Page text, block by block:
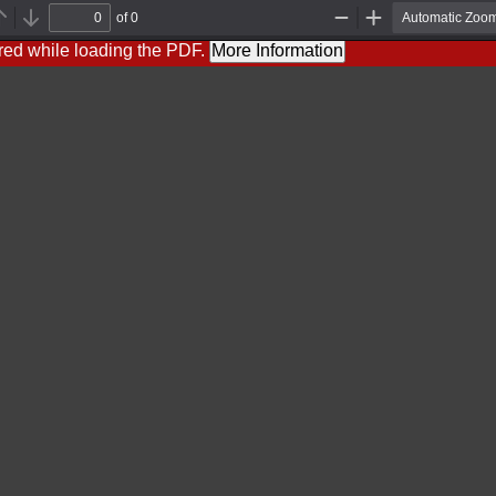
Previous
Next
of 0
Out
while loading the PDF. More Information